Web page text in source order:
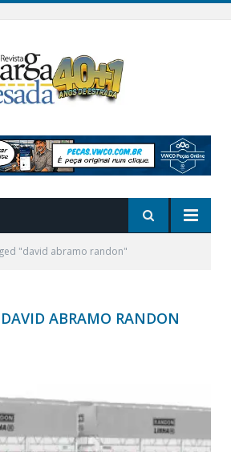
"david abramo randon"
DAVID ABRAMO RANDON